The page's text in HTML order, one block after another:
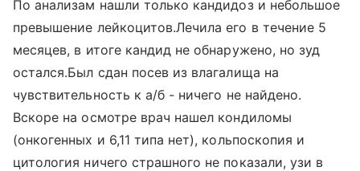
По анализам нашли только кандидоз и небольшое
превышение лейкоцитов.Лечила его в течение 5
месяцев, в итоге кандид не обнаружено, но зуд
остался.Был сдан посев из влагалища на
чувствительность к а/б - ничего не найдено.
Вскоре на осмотре врач нашел кондиломы
(онкогенных и 6,11 типа нет), кольпоскопия и
цитология ничего страшного не показали, узи в